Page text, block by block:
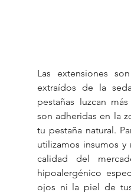
Las extensiones
extraídos de la
pestañas luzcan
son adheridas en la
tu pestaña natural.
utilizamos insumos
calidad del
hipoalergénico
ojos ni la piel de